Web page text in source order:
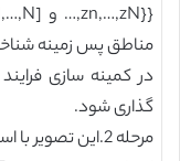
مناطق پس زمینه
در کمینه سازی
گذاری شود.
مرحله 2.این